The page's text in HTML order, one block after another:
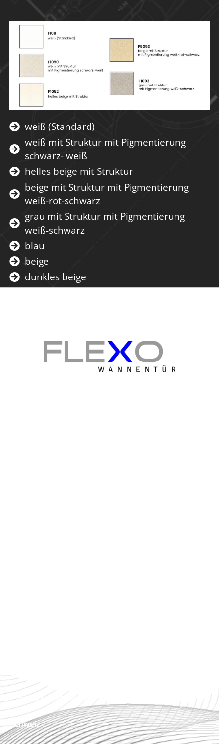
weiß (Standard)
weiß mit Struktur mit Pigmentierung
schwarz- weiß
helles beige mit Struktur
beige mit Struktur mit Pigmentierung
weiß-rot-schwarz
grau mit Struktur mit Pigmentierung
weiß-schwarz
blau
beige
dunkles beige
Standort Mautern
Schweiz